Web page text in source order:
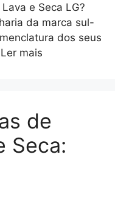
e Seca LG?
da marca sul-
dos seus
Ler mais
de
Seca: